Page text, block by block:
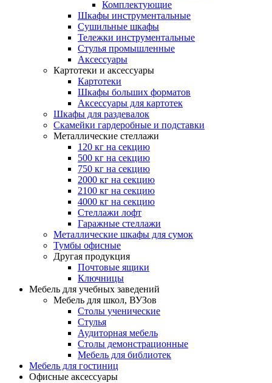
Комплектующие
Шкафы инструментальные
Сушильные шкафы
Тележки инструментальные
Стулья промышленные
Аксессуары
Картотеки и аксессуары
Картотеки
Шкафы больших форматов
Аксессуары для картотек
Шкафы для раздевалок
Скамейки гардеробные и подставки
Металлические стеллажи
120 кг на секцию
500 кг на секцию
750 кг на секцию
2000 кг на секцию
2100 кг на секцию
4000 кг на секцию
Стеллажи лофт
Гаражные стеллажи
Металлические шкафы для сумок
Тумбы офисные
Другая продукция
Почтовые ящики
Ключницы
Мебель для учебных заведений
Мебель для школ, ВУЗов
Столы ученические
Стулья
Аудиторная мебель
Столы демонстрационные
Мебель для библиотек
Мебель для гостиниц
Офисные аксессуары